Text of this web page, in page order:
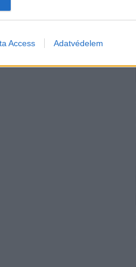
Access Adatvédelem